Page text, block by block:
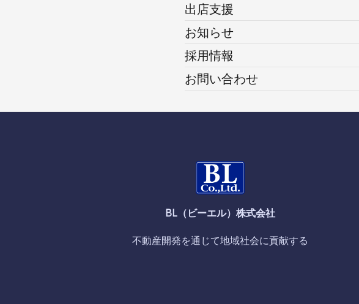
出店支援
お知らせ
採用情報
お問い合わせ
BL（ビーエル）株式会社
不動産開発を通じて地域社会に貢献する